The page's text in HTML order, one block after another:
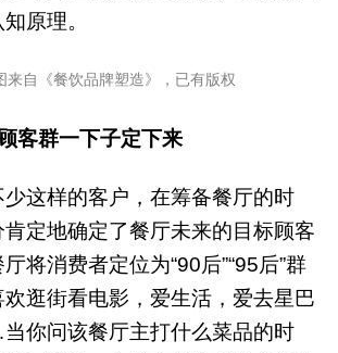
原理。
自《餐饮品牌塑造》，已有版权
客群一下子定下来
这样的客户，在筹备餐厅的时
定地确定了餐厅未来的目标顾客
将消费者定位为“90后”“95后”群
逛街看电影，爱生活，爱去星巴
你问该餐厅主打什么菜品的时